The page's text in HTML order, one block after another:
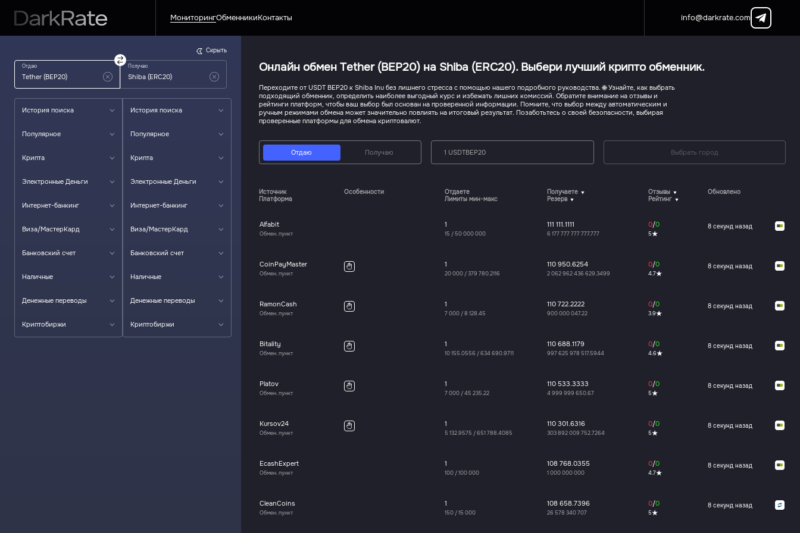
МониторингОбменникиКонтакты info@darkrate.com
Отдаю Получаю
История поиска
Популярное
Крипта
Электронные Деньги
Интернет-банкинг
Виза/МастерКард
Банковский счет
Наличные
Денежные переводы
Криптобиржи
История поиска
Популярное
Крипта
Электронные Деньги
Интернет-банкинг
Виза/МастерКард
Банковский счет
Наличные
Денежные переводы
Криптобиржи
Скрыть
Онлайн обмен Tether (BEP20) на Shiba (ERC20). Выбери лучший крипто обменник.
Переходите от USDT BEP20 к Shiba Inu без лишнего стресса с помощью нашего подробного руководства. 🌐 Узнайте, как выбрать
подходящий обменник, определить наиболее выгодный курс и избежать лишних комиссий. Обратите внимание на отзывы и
рейтинги платформ, чтобы ваш выбор был основан на проверенной информации. Помните, что выбор между автоматическим и
ручным режимами обмена может значительно повлиять на итоговый результат. Позаботьтесь о своей безопасности, выбирая
проверенные платформы для обмена криптовалют.
Отдаю Получаю 1 USDTBEP20 Выбрать город
Источник
Платформа
Особенности
Отдаете
Лимиты мин-макс
Получаете
Резерв
Отзывы
Рейтинг
Обновлено
Alfabit
Обмен. пункт
1
15 /50 000 000
111 111.1111
6 177 777 777 777.777
0/0
5
9 секунд назад
CoinPayMaster
Обмен. пункт
1
20 000 /379 780.2116
110 950.6254
2 062 962 436 629.3499
0/0
4.7
9 секунд назад
RamonCash
Обмен. пункт
1
7 000 /8 128.45
110 722.2222
900 000 047.22
0/0
3.9
9 секунд назад
Bitality
Обмен. пункт
1
10 155.0556 /634 690.9711
110 688.1179
997 625 978 517.5944
0/0
4.6
9 секунд назад
Platov
Обмен. пункт
1
7 000 /45 235.22
110 533.3333
4 999 999 650.67
0/0
5
9 секунд назад
Kursov24
Обмен. пункт
1
5 132.9575 /651 788.4085
110 301.6316
303 892 009 752.7264
0/0
5
9 секунд назад
EcashExpert
Обмен. пункт
1
100 /100 000
108 768.0355
1 000 000 000
0/0
4.7
9 секунд назад
CleanCoins
Обмен. пункт
1
150 /15 000
108 658.7396
26 578 340 707
0/0
5
9 секунд назад